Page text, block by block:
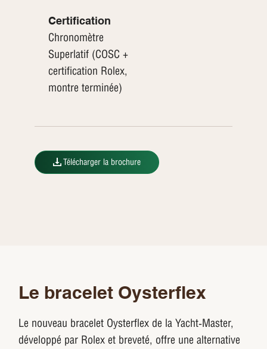
Certification
Chronomètre
Superlatif (COSC +
certification Rolex,
montre terminée)
Télécharger la brochure
Le bracelet Oysterflex
Le nouveau bracelet Oysterflex de la Yacht‑Master,
développé par Rolex et breveté, offre une alternative